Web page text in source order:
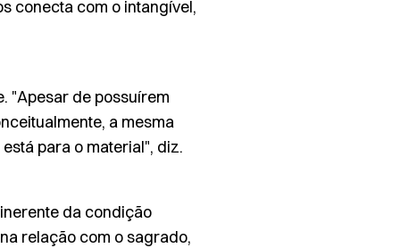
conecta com o intangível,
"Apesar de possuírem
a mesma
para o material", diz.
da condição
relação com o sagrado,